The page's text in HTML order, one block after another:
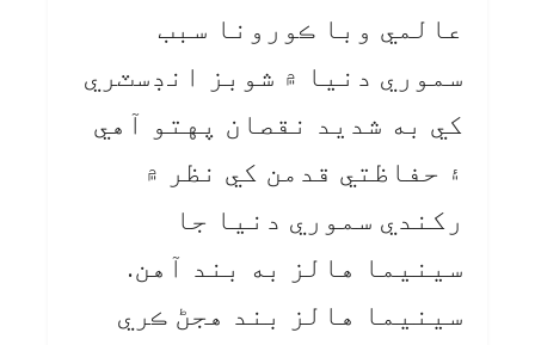
عالمي وبا ڪورونا سبب
سموري دنيا ۾ شوبز انڊسٽري
کي به شديد نقصان پهتو آهي
۽ حفاظتي قدمن کي نظر ۾
رکندي سموري دنيا جا
سينيما هالز به بند آهن.
سينيما هالز بند هجڻ ڪري